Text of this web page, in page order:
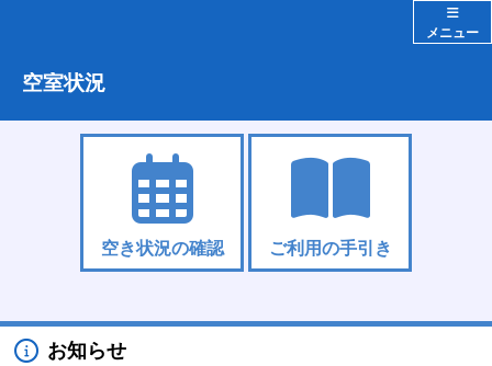
メニュー
空室状況
空き状況の確認 ご利用の手引き
お知らせ